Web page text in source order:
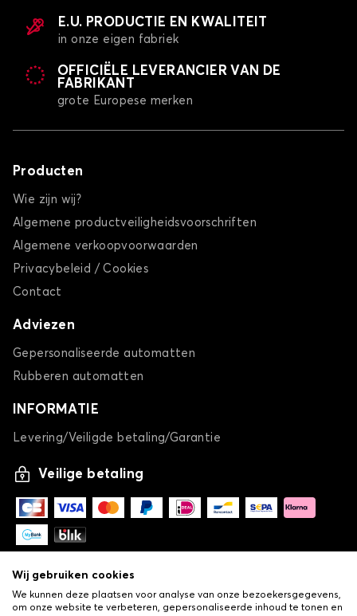
E.U. PRODUCTIE EN KWALITEIT
in onze eigen fabriek
OFFICIËLE LEVERANCIER VAN DE
FABRIKANT
grote Europese merken
Producten
Wie zijn wij?
Algemene productveiligheidsvoorschriften
Algemene verkoopvoorwaarden
Privacybeleid / Cookies
Contact
Adviezen
Gepersonaliseerde automatten
Rubberen automatten
INFORMATIE
Levering/Veiligde betaling/Garantie
Veilige betaling
Wij gebruiken cookies
We kunnen deze plaatsen voor analyse van onze bezoekersgegevens,
om onze website te verbeteren, gepersonaliseerde inhoud te tonen en